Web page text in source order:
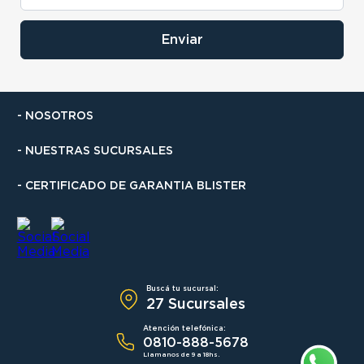
Enviar
- NOSOTROS
- NUESTRAS SUCURSALES
- CERTIFICADO DE GARANTIA BLISTER
Buscá tu sucursal:
27 Sucursales
Atención telefónica:
0810-888-5678
Llamanos de 9 a 18hs.